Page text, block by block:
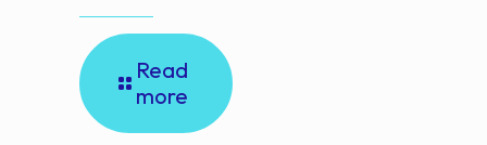
Read
more